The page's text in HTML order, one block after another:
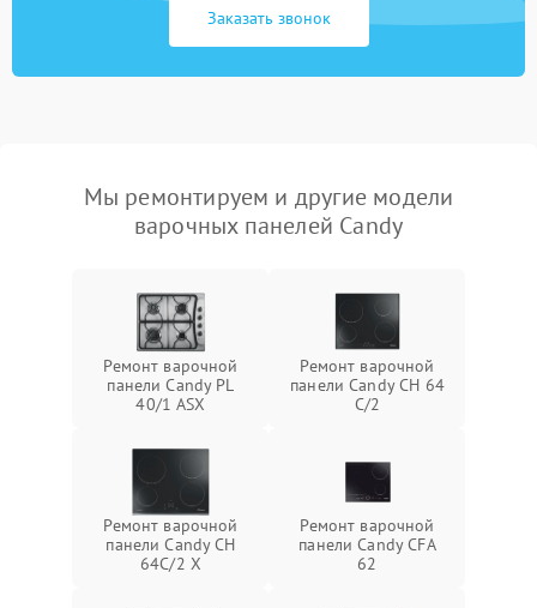
Заказать звонок
Мы ремонтируем и другие модели
варочных панелей Candy
Ремонт варочной
панели Candy PL
40/1 ASX
Ремонт варочной
панели Candy CH 64
C/2
Ремонт варочной
панели Candy CH
64C/2 X
Ремонт варочной
панели Candy CFA
62